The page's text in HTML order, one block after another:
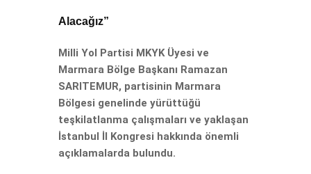
Alacağız”
Milli Yol Partisi MKYK Üyesi ve
Marmara Bölge Başkanı Ramazan
SARITEMUR, partisinin Marmara
Bölgesi genelinde yürüttüğü
teşkilatlanma çalışmaları ve yaklaşan
İstanbul İl Kongresi hakkında önemli
açıklamalarda bulundu.